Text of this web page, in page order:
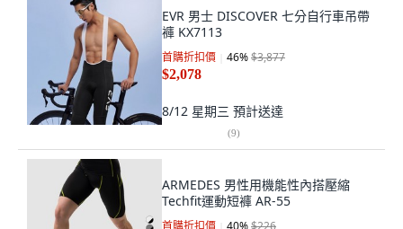
EVR 男士 DISCOVER 七分自行車吊帶
褲 KX7113
首購折扣價 46%$3,877
$2,078
8/12 星期三 預計送達
(9)
ARMEDES 男性用機能性內搭壓縮
Techfit運動短褲 AR-55
首購折扣價 40%$226